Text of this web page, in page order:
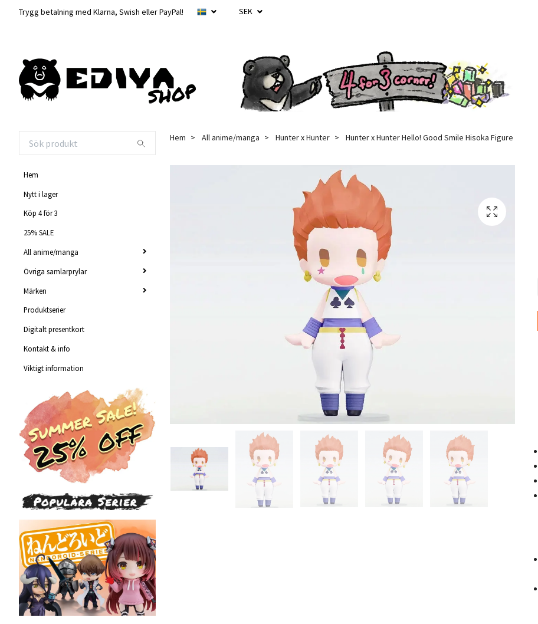
Trygg betalning med Klarna, Swish eller PayPal! SEK
Hem
Nytt i lager
Köp 4 för 3
25% SALE
All anime/manga
Övriga samlarprylar
Märken
Produktserier
Digitalt presentkort
Kontakt & info
Viktigt information
Hem All anime/manga Hunter x Hunter Hunter x Hunter Hello! Good Smile Hisoka Figure